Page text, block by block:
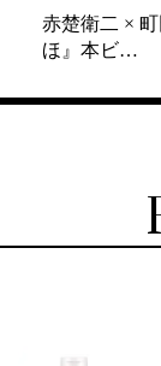
赤楚衛二 ×
ほ』本ビ…